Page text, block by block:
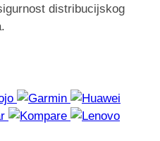
distribucijskog